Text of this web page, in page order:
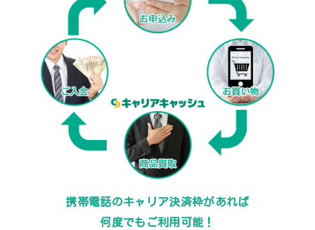
携帯電話のキャリア決済枠があれば
何度でもご利用可能！